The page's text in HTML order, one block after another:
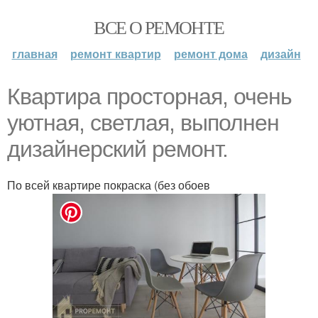
ВСЕ О РЕМОНТЕ
главная ремонт квартир ремонт дома дизайн
Квартира просторная, очень
уютная, светлая, выполнен
дизайнерский ремонт.
По всей квартире покраска (без обоев